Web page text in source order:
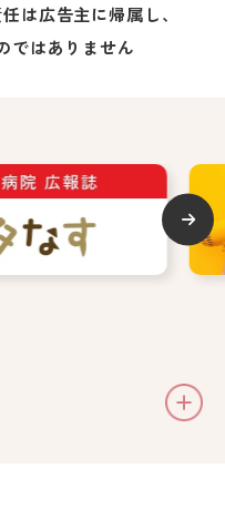
は広告主に帰属し、
ではありません